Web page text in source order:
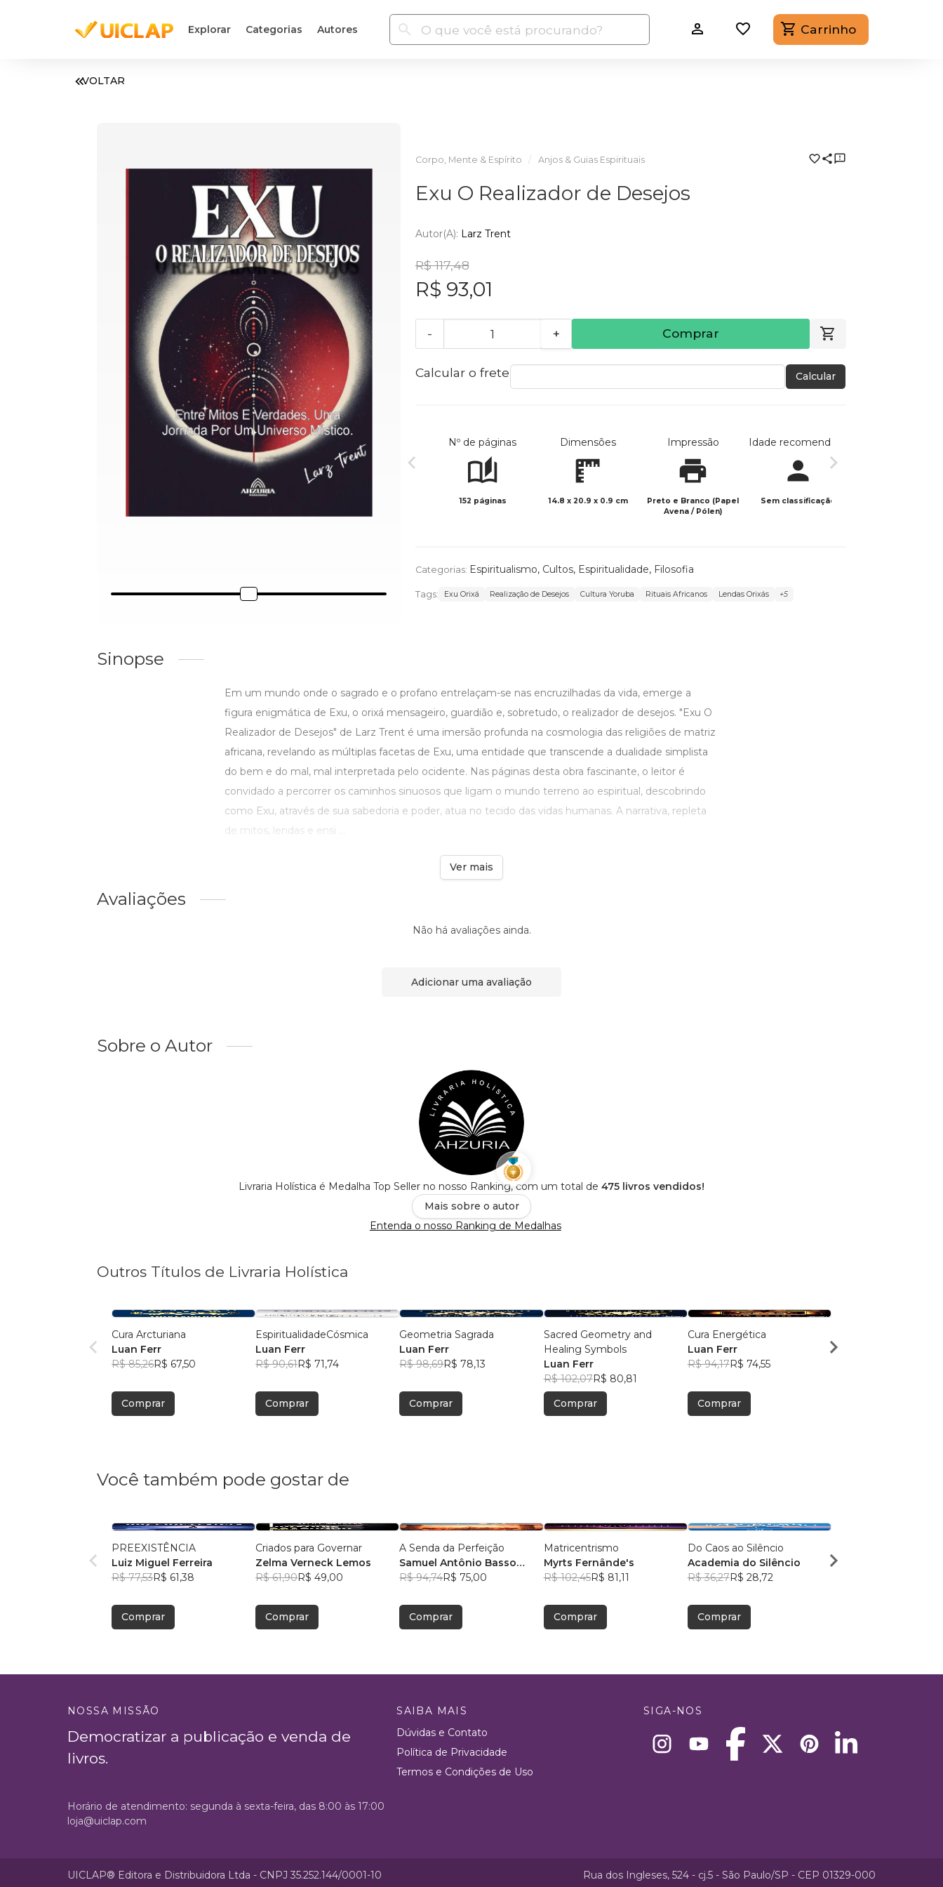
Explorar Categorias Autores Carrinho
VOLTAR
Corpo, Mente & Espírito Anjos & Guias Espirituais
Exu O Realizador de Desejos
Autor(a): Larz Trent
R$ 117,48
R$ 93,01
- + Comprar
Calcular o frete Calcular
Nº de páginas
152 páginas
Dimensões
14.8 x 20.9 x 0.9 cm
Impressão
Preto e Branco (Papel
Avena / Pólen)
Idade recomendada
Sem classificação
Categorias: Espiritualismo, Cultos, Espiritualidade, Filosofia
Tags: Exu Orixá Realização de Desejos Cultura Yoruba Rituais Africanos Lendas Orixás +5
Sinopse
Em um mundo onde o sagrado e o profano entrelaçam-se nas encruzilhadas da vida, emerge a
figura enigmática de Exu, o orixá mensageiro, guardião e, sobretudo, o realizador de desejos. "Exu O
Realizador de Desejos" de Larz Trent é uma imersão profunda na cosmologia das religiões de matriz
africana, revelando as múltiplas facetas de Exu, uma entidade que transcende a dualidade simplista
do bem e do mal, mal interpretada pelo ocidente. Nas páginas desta obra fascinante, o leitor é
convidado a percorrer os caminhos sinuosos que ligam o mundo terreno ao espiritual, descobrindo
como Exu, através de sua sabedoria e poder, atua no tecido das vidas humanas. A narrativa, repleta
de mitos, lendas e ensi ...
Ver mais
Avaliações
Não há avaliações ainda.
Adicionar uma avaliação
Sobre o Autor
Livraria Holística é Medalha Top Seller no nosso Ranking, com um total de 475 livros vendidos!
Mais sobre o autor
Entenda o nosso Ranking de Medalhas
Outros Títulos de Livraria Holística
Cura Arcturiana
Luan Ferr
R$ 85,26R$ 67,50
Comprar
EspiritualidadeCósmica
Luan Ferr
R$ 90,61R$ 71,74
Comprar
Geometria Sagrada
Luan Ferr
R$ 98,69R$ 78,13
Comprar
Sacred Geometry and
Healing Symbols
Luan Ferr
R$ 102,07R$ 80,81
Comprar
Cura Energética
Luan Ferr
R$ 94,17R$ 74,55
Comprar
Luan Ferr
Você também pode gostar de
PREEXISTÊNCIA
Luiz Miguel Ferreira
R$ 77,53R$ 61,38
Comprar
Criados para Governar
Zelma Verneck Lemos
R$ 61,90R$ 49,00
Comprar
A Senda da Perfeição
Samuel Antônio Basso
Chiesa
R$ 94,74R$ 75,00
Comprar
Matricentrismo
Myrts Fernânde's
R$ 102,45R$ 81,11
Comprar
Do Caos ao Silêncio
Academia do Silêncio
R$ 36,27R$ 28,72
Comprar
Cleiton Cassio Bach
NOSSA MISSÃO
Democratizar a publicação e venda de
livros.
SAIBA MAIS
Dúvidas e Contato
Política de Privacidade
Termos e Condições de Uso
SIGA-NOS
Horário de atendimento: segunda à sexta-feira, das 8:00 às 17:00
loja@uiclap.com
UICLAP® Editora e Distribuidora Ltda - CNPJ 35.252.144/0001-10 Rua dos Ingleses, 524 - cj.5 - São Paulo/SP - CEP 01329-000